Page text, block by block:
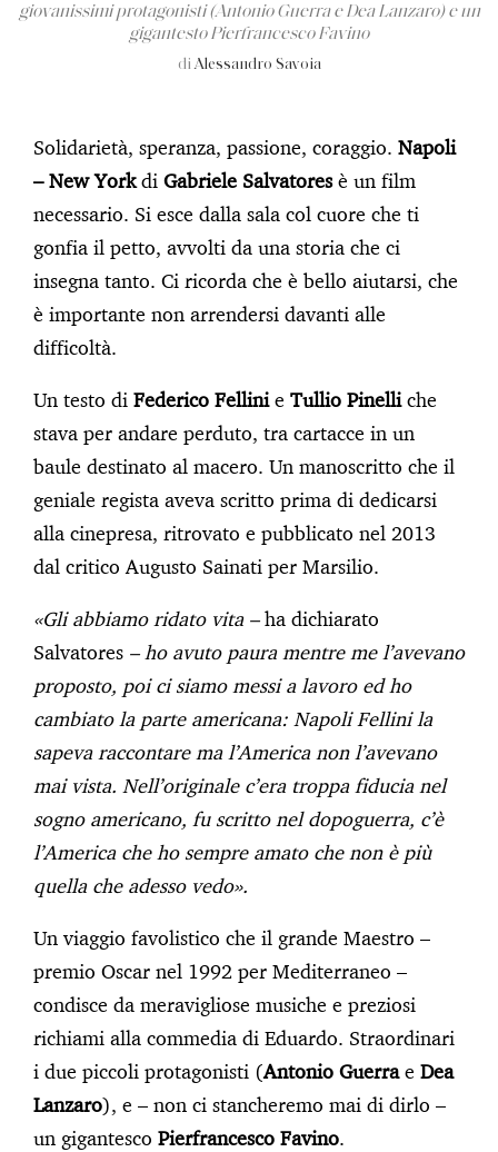
giovanissimi protagonisti (Antonio Guerra e Dea Lanzaro) e un
gigantesto Pierfrancesco Favino
diAlessandro Savoia
Solidarietà, speranza, passione, coraggio. Napoli
– New Yorkdi Gabriele Salvatoresè un film
necessario. Si esce dalla sala col cuore che ti
gonfia il petto, avvolti da una storia che ci
insegna tanto. Ci ricorda che è bello aiutarsi, che
è importante non arrendersi davanti alle
difficoltà.
Un testo di Federico Fellinie Tullio Pinelliche
stava per andare perduto, tra cartacce in un
baule destinato al macero. Un manoscritto che il
geniale regista aveva scritto prima di dedicarsi
alla cinepresa, ritrovato e pubblicato nel 2013
dal critico Augusto Sainati per Marsilio.
«Gli abbiamo ridato vita –ha dichiarato
Salvatores – ho avuto paura mentre me l’avevano
proposto, poi ci siamo messi a lavoro ed ho
cambiato la parte americana: Napoli Fellini la
sapeva raccontare ma l’America non l’avevano
mai vista. Nell’originale c’era troppa fiducia nel
sogno americano, fu scritto nel dopoguerra, c’è
l’America che ho sempre amato che non è più
quella che adesso vedo».
Un viaggio favolistico che il grande Maestro –
premio Oscar nel 1992 per Mediterraneo –
condisce da meravigliose musiche e preziosi
richiami alla commedia di Eduardo. Straordinari
i due piccoli protagonisti (Antonio Guerrae Dea
Lanzaro), e – non ci stancheremo mai di dirlo –
un gigantesco Pierfrancesco Favino.